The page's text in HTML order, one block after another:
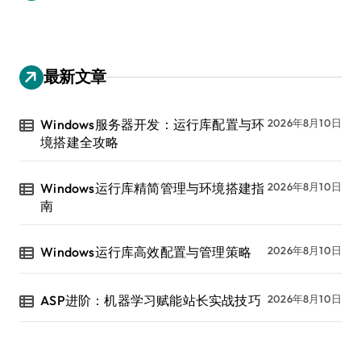
最新文章
Windows服务器开发：运行库配置与环
境搭建全攻略
2026年8月10日
Windows运行库精简管理与环境搭建指
南
2026年8月10日
Windows运行库高效配置与管理策略 2026年8月10日
ASP进阶：机器学习赋能站长实战技巧 2026年8月10日